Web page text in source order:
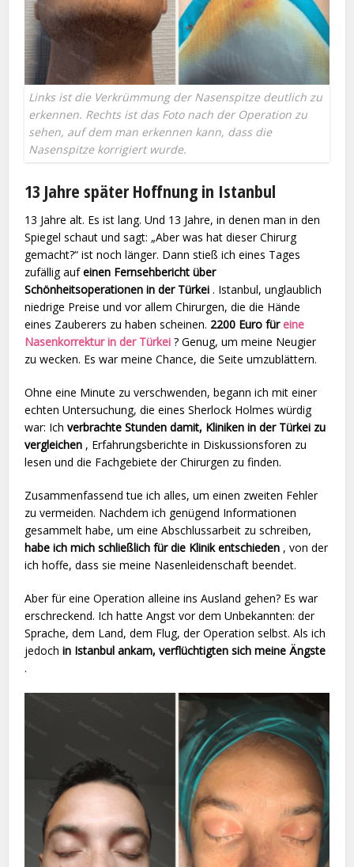
Links ist die Verkrümmung der Nasenspitze deutlich zu
erkennen. Rechts ist das Foto nach der Operation zu
sehen, auf dem man erkennen kann, dass die
Nasenspitze korrigiert wurde.
13 Jahre später Hoffnung in Istanbul
13 Jahre alt. Es ist lang. Und 13 Jahre, in denen man in den
Spiegel schaut und sagt: „Aber was hat dieser Chirurg
gemacht?“ ist noch länger. Dann stieß ich eines Tages
zufällig aufeinen Fernsehbericht über
Schönheitsoperationen in der Türkei. Istanbul, unglaublich
niedrige Preise und vor allem Chirurgen, die die Hände
eines Zauberers zu haben scheinen. 2200 Euro füreine
Nasenkorrektur in der Türkei? Genug, um meine Neugier
zu wecken. Es war meine Chance, die Seite umzublättern.
Ohne eine Minute zu verschwenden, begann ich mit einer
echten Untersuchung, die eines Sherlock Holmes würdig
war: Ichverbrachte Stunden damit, Kliniken in der Türkei zu
vergleichen , Erfahrungsberichte in Diskussionsforen zu
lesen und die Fachgebiete der Chirurgen zu finden.
Zusammenfassend tue ich alles, um einen zweiten Fehler
zu vermeiden. Nachdem ich genügend Informationen
gesammelt habe, um eine Abschlussarbeit zu schreiben,
habe ich mich schließlich für die Klinik entschieden , von der
ich hoffe, dass sie meine Nasenleidenschaft beendet.
Aber für eine Operation alleine ins Ausland gehen? Es war
erschreckend. Ich hatte Angst vor dem Unbekannten: der
Sprache, dem Land, dem Flug, der Operation selbst. Als ich
jedochin Istanbul ankam, verflüchtigten sich meine Ängste
.